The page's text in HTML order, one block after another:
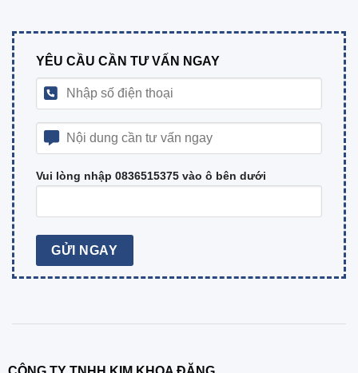
YÊU CẦU CẦN TƯ VẤN NGAY
Vui lòng nhập 0836515375 vào ô bên dưới